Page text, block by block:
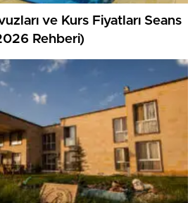
ve Kurs Fiyatları Seans
Rehberi)